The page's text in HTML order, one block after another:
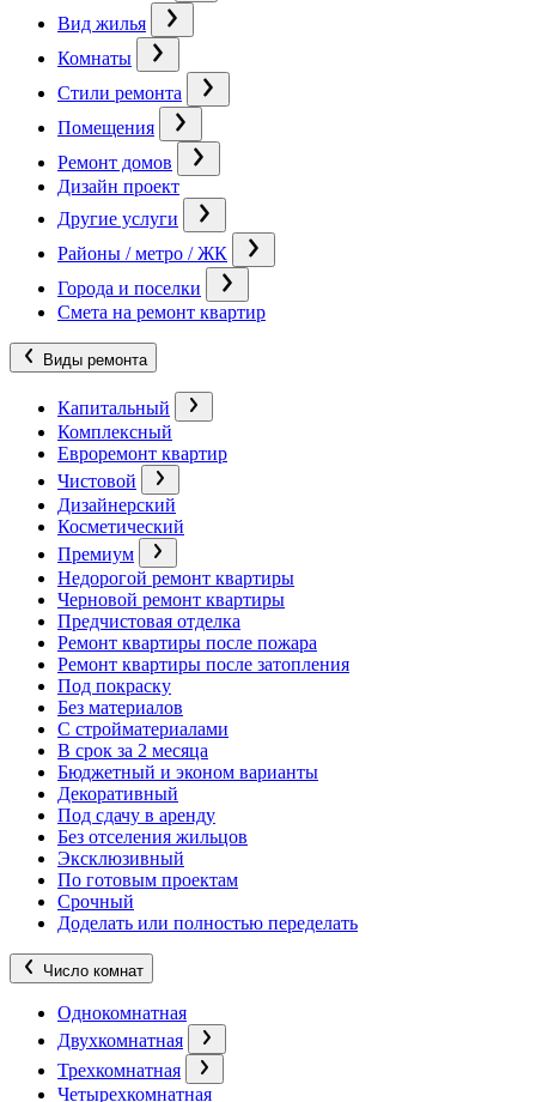
Вид жилья
Комнаты
Стили ремонта
Помещения
Ремонт домов
Дизайн проект
Другие услуги
Районы / метро / ЖК
Города и поселки
Смета на ремонт квартир
Виды ремонта
Капитальный
Комплексный
Евроремонт квартир
Чистовой
Дизайнерский
Косметический
Премиум
Недорогой ремонт квартиры
Черновой ремонт квартиры
Предчистовая отделка
Ремонт квартиры после пожара
Ремонт квартиры после затопления
Под покраску
Без материалов
С стройматериалами
В срок за 2 месяца
Бюджетный и эконом варианты
Декоративный
Под сдачу в аренду
Без отселения жильцов
Эксклюзивный
По готовым проектам
Срочный
Доделать или полностью переделать
Число комнат
Однокомнатная
Двухкомнатная
Трехкомнатная
Четырехкомнатная